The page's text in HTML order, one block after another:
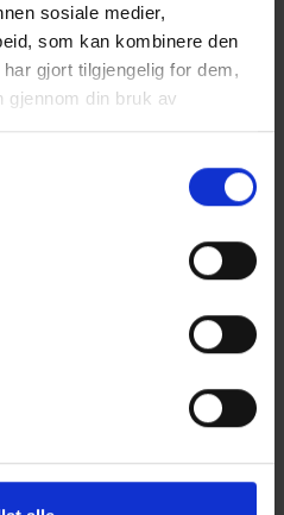
sosiale medier,
som kan kombinere den
gjort tilgjengelig for dem,
gjennom din bruk av
du endre på
hytta?